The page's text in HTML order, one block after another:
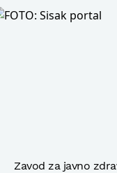
Zavod za javno